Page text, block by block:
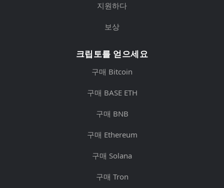
지원하다
보상
크립토를 얻으세요
구매 Bitcoin
구매 BASE ETH
구매 BNB
구매 Ethereum
구매 Solana
구매 Tron